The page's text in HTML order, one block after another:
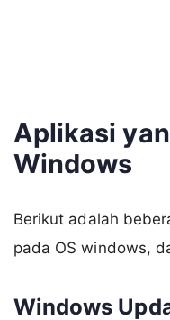
Aplikasi
Windows
Berikut adalah
pada OS windows,
Windows